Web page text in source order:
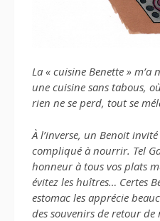
La « cuisine Benette »
une cuisine sans tabous,
rien ne se perd, tout se
À l’inverse, un Benoit
compliqué à nourrir. Tel
honneur à tous vos plats
évitez les huîtres… Certes
estomac les apprécie
des souvenirs de retour